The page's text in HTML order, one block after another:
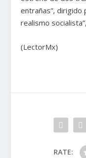
entrañas”, dirigido
realismo
(LectorMx)
RATE: